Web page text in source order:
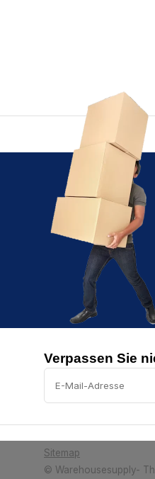
Verpassen Sie
Sitemap
© Warehousesupply-